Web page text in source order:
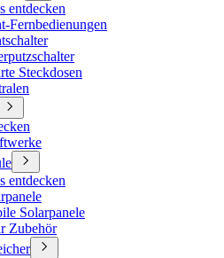
entdecken
Fernbedienungen
Steckdosen
entdecken
Solarpanele
Zubehör